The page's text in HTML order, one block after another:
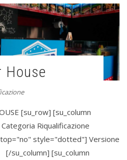
House
[su_row] [su_column
Riqualificazione
style="dotted"] Versione
[/su_column] [su_column